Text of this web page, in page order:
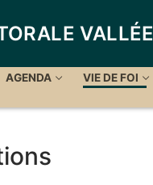
AGENDA VIE DE FOI